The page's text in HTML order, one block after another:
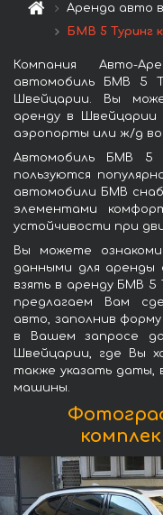
Аренда авто
БМВ 5 Туринг
Компания Авто-
автомобиль БМВ 5
Швейцарии. Вы
аренду в Швейцарии
аэропорты или ж/д
Автомобиль БМВ 5
пользуются
автомобили БМВ
элементами
устойчивости при
Вы можете
данными для аренды
взять в аренду БМВ
предлагаем Вам
авто, заполнив
в Вашем запросе
Швейцарии, где Вы
также указать даты,
машины.